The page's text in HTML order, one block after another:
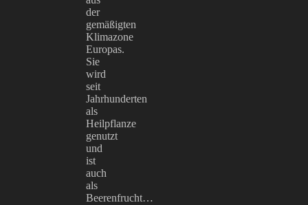
der
gemäßigten
Klimazone
Europas.
Sie
wird
seit
Jahrhunderten
als
Heilpflanze
genutzt
und
ist
auch
als
Beerenfrucht…